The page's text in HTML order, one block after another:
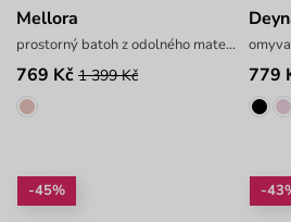
Mellora
prostorný batoh z odolného materiálu
769 Kč 1 399 Kč 779
-45% -